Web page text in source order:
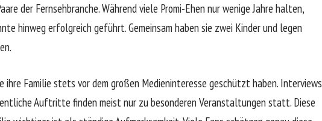
der Fernsehbranche. Während viele Promi-Ehen nur wenige Jahre halten,
hinweg erfolgreich geführt. Gemeinsam haben sie zwei Kinder und legen
ihre Familie stets vor dem großen Medieninteresse geschützt haben. Interviews
Auftritte finden meist nur zu besonderen Veranstaltungen statt. Diese